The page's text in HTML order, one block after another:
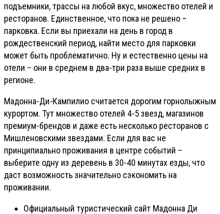
подъемники, трассы на любой вкус, множество отелей и
ресторанов. Единственное, что пока не решено –
парковка. Если вы приехали на день в город в
рождественский период, найти место для парковки
может быть проблематично. Ну и естественно цены на
отели – они в среднем в два-три раза выше средних в
регионе.
Мадонна-Ди-Кампилио считается дорогим горнолыжным
курортом. Тут множество отелей 4-5 звезд, магазинов
премиум-брендов и даже есть несколько ресторанов с
Мишленовскими звездами. Если для вас не
принципиально проживания в центре событий –
выберите одну из деревень в 30-40 минутах езды, что
даст возможность значительно сэкономить на
проживании.
Официальный туристический сайт Мадонна Ди